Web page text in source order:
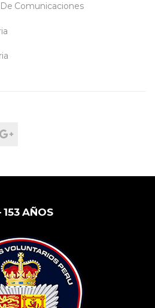
Comunicaciones
AÑOS